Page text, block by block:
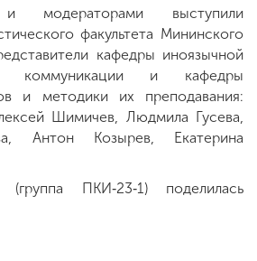
и модераторами выступили
факультета Мининского
кафедры иноязычной
коммуникации и кафедры
и методики их преподавания:
Шимичев, Людмила Гусева,
Антон Козырев, Екатерина
ПКИ‑23‑1) поделилась